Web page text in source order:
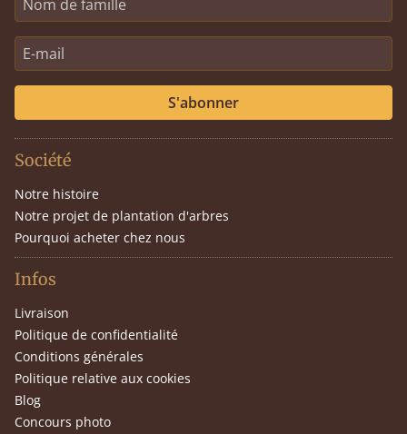
S'abonner
Société
Notre histoire
Notre projet de plantation d'arbres
Pourquoi acheter chez nous
Infos
Livraison
Politique de confidentialité
Conditions générales
Politique relative aux cookies
Blog
Concours photo